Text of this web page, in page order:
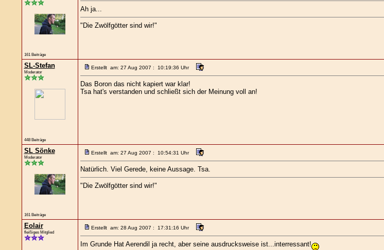
161 Beiträge
Ah ja...
"Die Zwölfgötter sind wir!"
SL-Stefan
Moderator
448 Beiträge
Erstellt am: 27 Aug 2007 : 10:19:36 Uhr
Das Boron das nicht kapiert war klar!
Tsa hat's verstanden und schließt sich der Meinung voll an!
SL Sönke
Moderator
161 Beiträge
Erstellt am: 27 Aug 2007 : 10:54:31 Uhr
Natürlich. Viel Gerede, keine Aussage. Tsa.
"Die Zwölfgötter sind wir!"
Eolair
fleißiges Mitglied
Erstellt am: 28 Aug 2007 : 17:31:16 Uhr
Im Grunde Hat Aerendil ja recht, aber seine ausdrucksweise ist...interressant!